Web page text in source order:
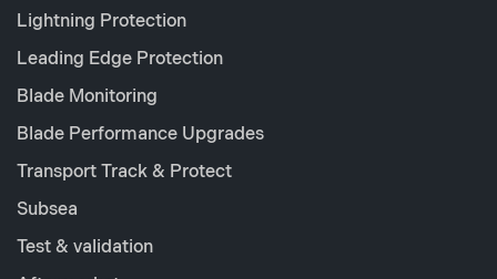
Lightning Protection
Leading Edge Protection
Blade Monitoring
Blade Performance Upgrades
Transport Track & Protect
Subsea
Test & validation